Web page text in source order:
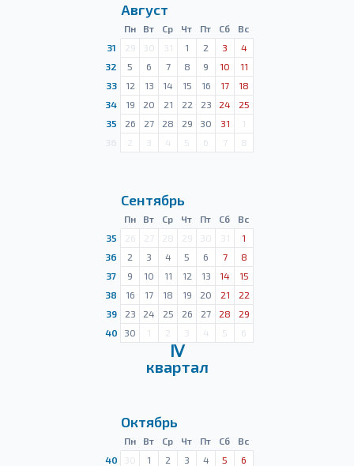
Август
Пн Вт Ср Чт Пт Сб
Вс
31
29 30 31 1 2 3
4
32
5 6 7 8 9 10
11
33
12 13 14 15 16 17
18
34
19 20 21 22 23 24
25
35
26 27 28 29 30 31
1
2 3 4 5 6 7 8
Сентябрь
Пн Вт Ср Чт Пт Сб
Вс
35
26 27 28 29 30 31
1
36
2 3 4 5 6 7
8
37
9 10 11 12 13 14
15
38
16 17 18 19 20 21
22
39
23 24 25 26 27 28
29
40
30 1 2 3 4 5 6
Ⅳ
квартал
Октябрь
Пн Вт Ср Чт Пт Сб
Вс
40
30 1 2 3 4 5
6